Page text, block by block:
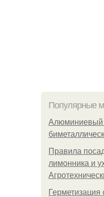
Популярные
Алюминиевый
Правила
лимонника и